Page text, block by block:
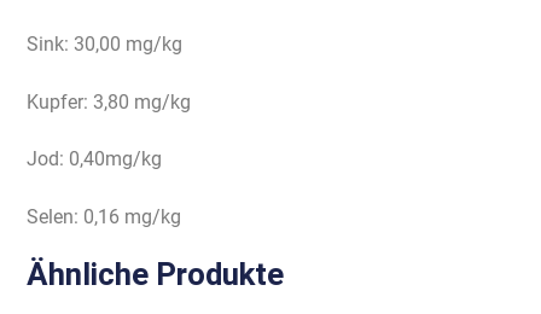
Sink: 30,00 mg/kg
Kupfer: 3,80 mg/kg
Jod: 0,40mg/kg
Selen: 0,16 mg/kg
Ähnliche Produkte